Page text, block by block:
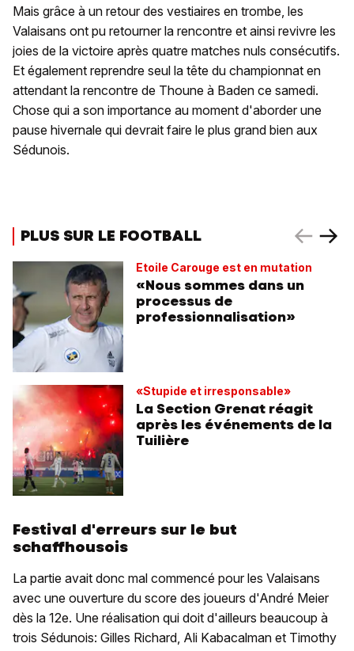
Mais grâce à un retour des vestiaires en trombe, les
Valaisans ont pu retourner la rencontre et ainsi revivre les
joies de la victoire après quatre matches nuls consécutifs.
Et également reprendre seul la tête du championnat en
attendant la rencontre de Thoune à Baden ce samedi.
Chose qui a son importance au moment d'aborder une
pause hivernale qui devrait faire le plus grand bien aux
Sédunois.
PLUS SUR LE FOOTBALL
Etoile Carouge est en mutation
«Nous sommes dans un
processus de
professionnalisation»
«Stupide et irresponsable»
La Section Grenat réagit
après les événements de la
Tuilière
Festival d'erreurs sur le but
schaffhousois
La partie avait donc mal commencé pour les Valaisans
avec une ouverture du score des joueurs d'André Meier
dès la 12e. Une réalisation qui doit d'ailleurs beaucoup à
trois Sédunois: Gilles Richard, Ali Kabacalman et Timothy